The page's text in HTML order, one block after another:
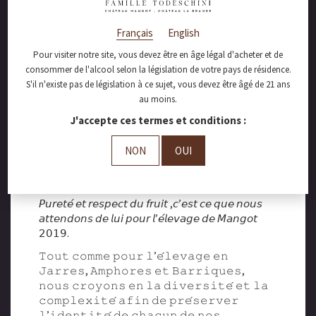
présenter notre
nouveau bébé…
𝙵𝚒𝚎𝚛s 𝚍𝚎 𝚟𝚘𝚞𝚜 𝚙𝚛𝚎́𝚜𝚎𝚗𝚝𝚎𝚛 𝚗𝚘𝚝𝚛𝚎
𝚗𝚘𝚞𝚟𝚎𝚊𝚞 𝚋𝚎́𝚋𝚎́, 𝚞𝚗 𝚜𝚞𝚙𝚎𝚛𝚋𝚎 𝚏𝚘𝚞𝚍𝚛𝚎 𝚍𝚎
𝟸𝟶𝚑𝚕, 𝚎𝚗 𝚌𝚑𝚎̂𝚗𝚎 𝚒𝚜𝚜𝚞 𝚍𝚎 𝚕𝚊 𝚏𝚘𝚛𝚎̂𝚝 𝚍𝚎
𝚃𝚛𝚘𝚗𝚌̧𝚊𝚒𝚜 𝚙𝚛𝚘𝚍𝚞𝚒𝚝 𝚙𝚊𝚛 𝚕𝚊 𝚏𝚘𝚞𝚍𝚛𝚎𝚛𝚒𝚎
𝘗𝘶𝘳𝘦𝘵𝘦́ 𝘦𝘵 𝘳𝘦𝘴𝘱𝘦𝘤𝘵 𝘥𝘶 𝘧𝘳𝘶𝘪𝘵 ,𝘤’𝘦𝘴𝘵 𝘤𝘦 𝘲𝘶𝘦 𝘯𝘰𝘶𝘴
𝘢𝘵𝘵𝘦𝘯𝘥𝘰𝘯𝘴 𝘥𝘦 𝘭𝘶𝘪 𝘱𝘰𝘶𝘳 𝘭’𝘦́𝘭𝘦𝘷𝘢𝘨𝘦 𝘥𝘦 𝘔𝘢𝘯𝘨𝘰𝘵
𝟤𝟢𝟣𝟫.
𝚃𝚘𝚞𝚝 𝚌𝚘𝚖𝚖𝚎 𝚙𝚘𝚞𝚛 𝚕’𝚎́𝚕𝚎𝚟𝚊𝚐𝚎 𝚎𝚗
𝙹𝚊𝚛𝚛𝚎𝚜, 𝙰𝚖𝚙𝚑𝚘𝚛𝚎𝚜 𝚎𝚝 𝙱𝚊𝚛𝚛𝚒𝚚𝚞𝚎𝚜,
𝚗𝚘𝚞𝚜 𝚌𝚛𝚘𝚢𝚘𝚗𝚜 𝚎𝚗 𝚕𝚊 𝚍𝚒𝚟𝚎𝚛𝚜𝚒𝚝𝚎́ 𝚎𝚝 𝚕𝚊
𝚌𝚘𝚖𝚙𝚕𝚎𝚡𝚒𝚝𝚎́ 𝚊𝚏𝚒𝚗 𝚍𝚎 𝚙𝚛𝚎́𝚜𝚎𝚛𝚟𝚎𝚛
Français English
Pour visiter notre site, vous devez être en âge légal d'acheter et de
consommer de l'alcool selon la législation de votre pays de résidence.
S'il n'existe pas de législation à ce sujet, vous devez être âgé de 21 ans
au moins.
J'accepte ces termes et conditions :
NON OUI